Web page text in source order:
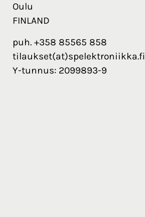
Oulu
FINLAND
puh. +358 85565 858
tilaukset(at)spelektroniikka.fi
Y-tunnus: 2099893-9